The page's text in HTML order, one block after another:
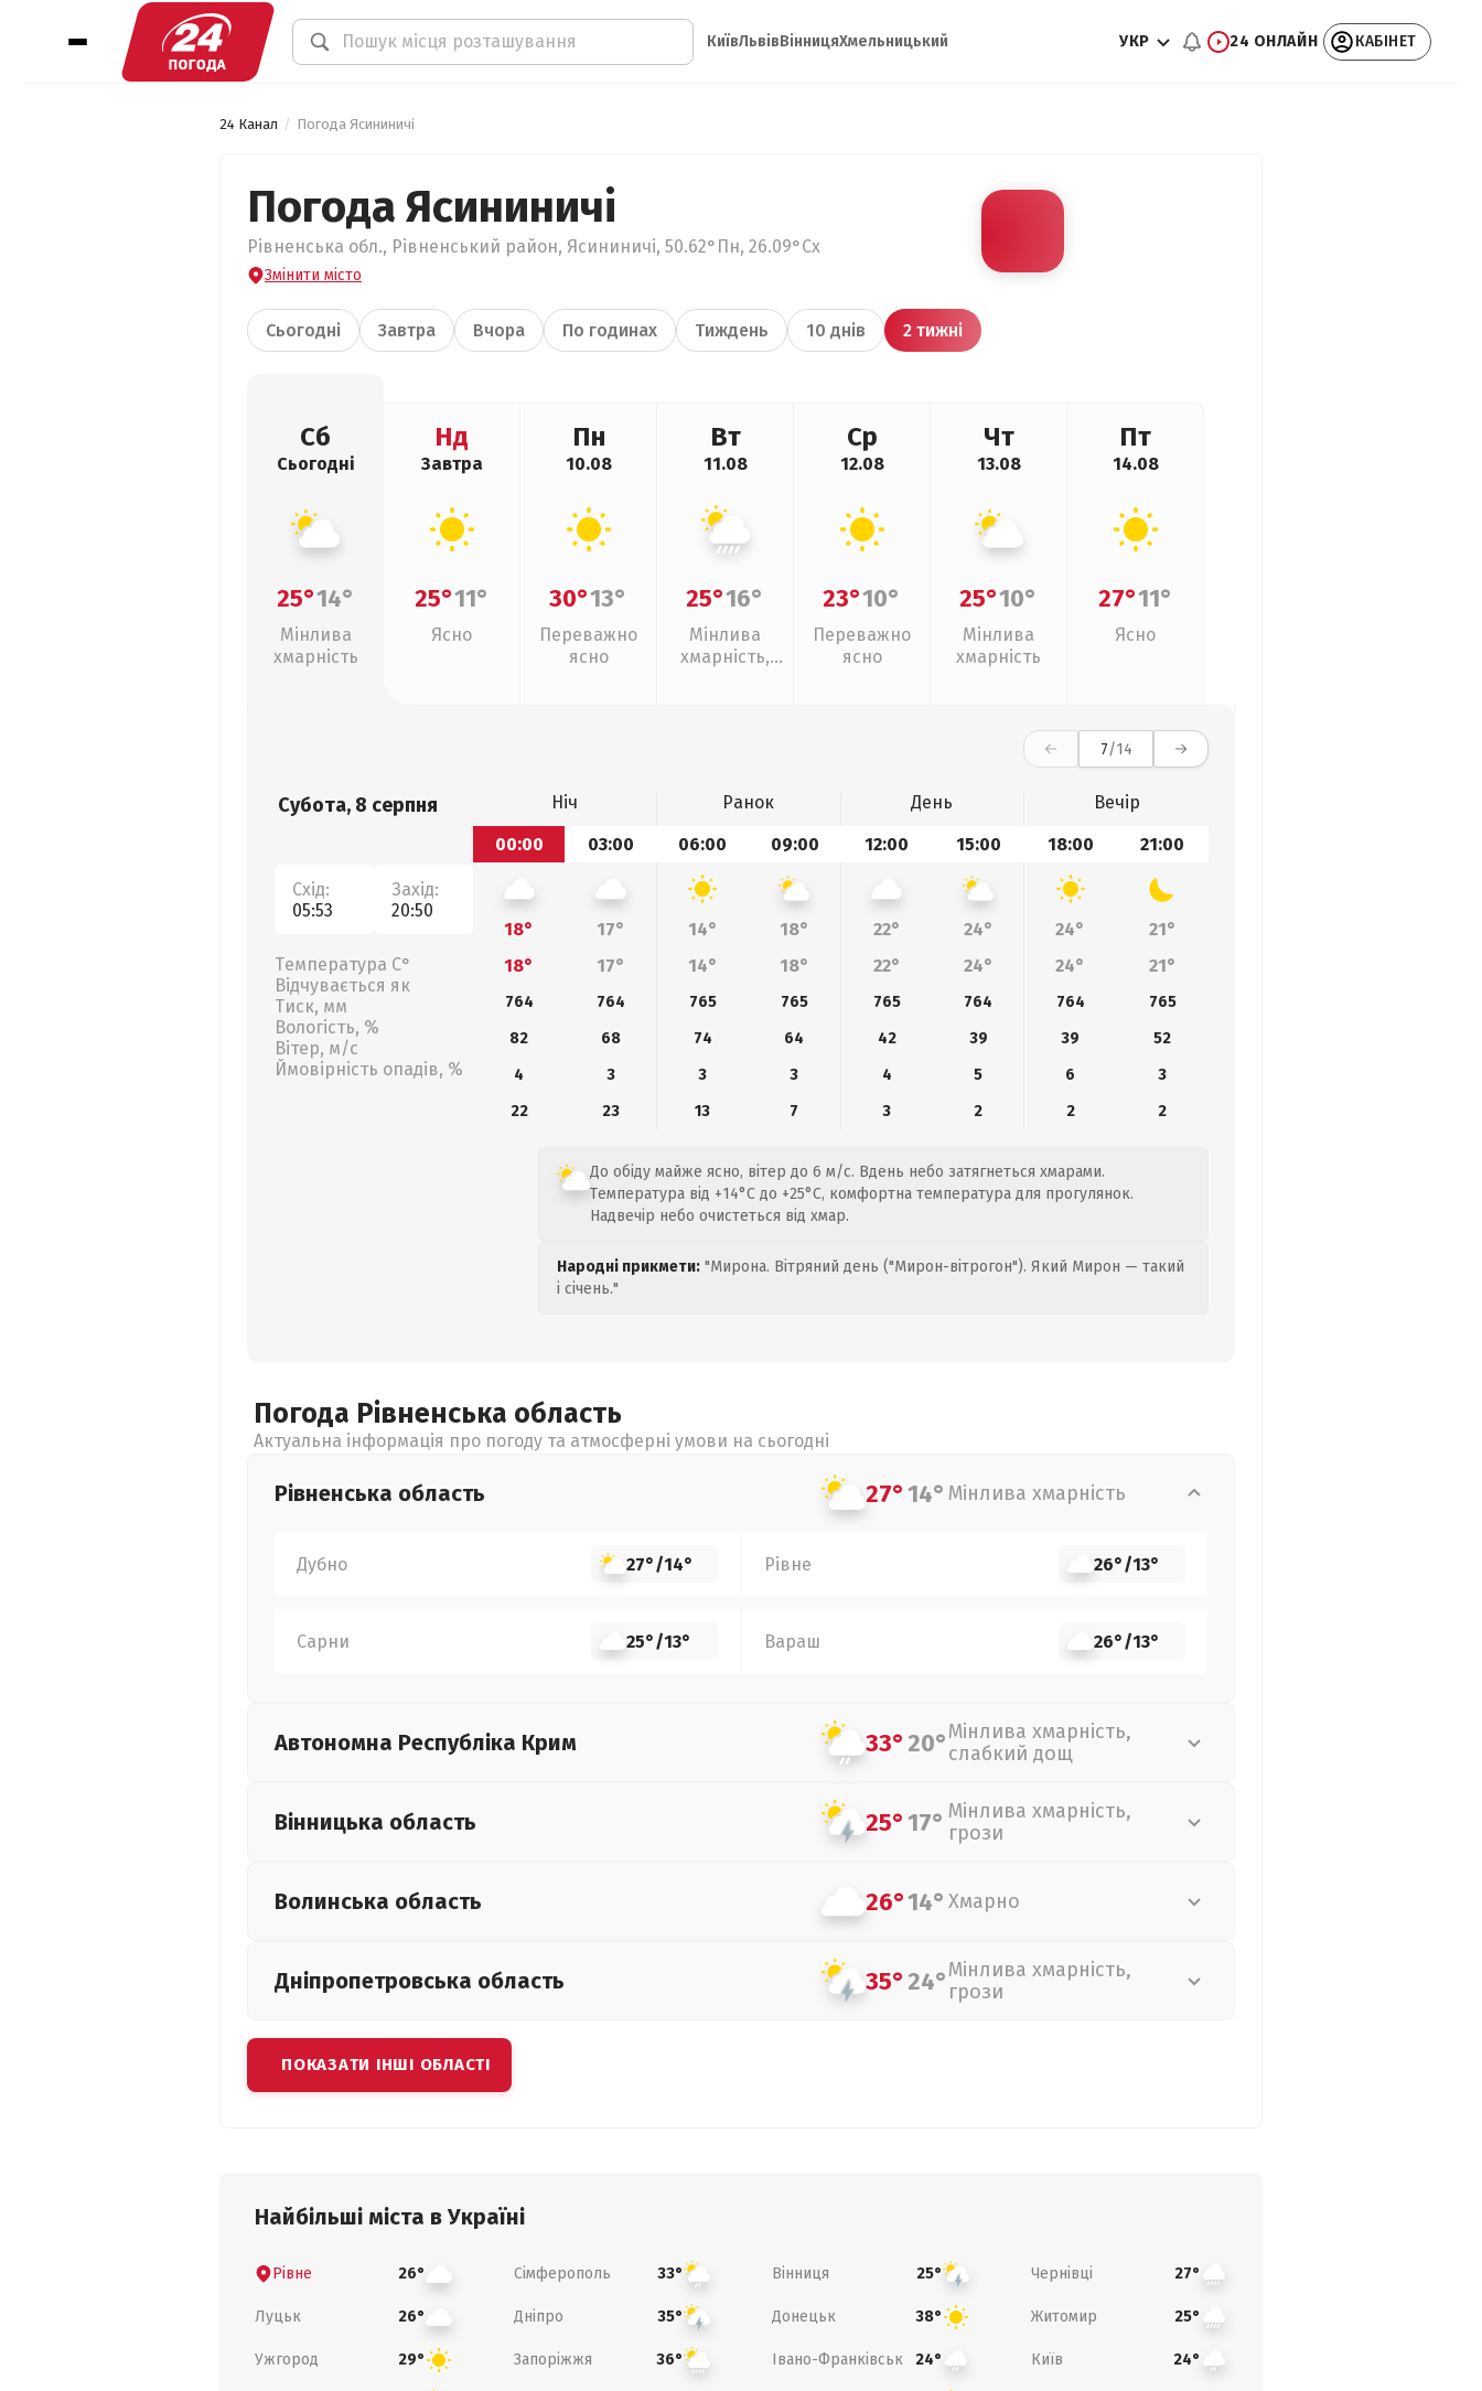
КиївЛьвівВінницяХмельницький УКР 24 ОНЛАЙН КАБІНЕТ
24 Канал Погода Ясининичі
Погода Ясининичі
Рівненська обл., Рівненський район, Ясининичі, 50.62°Пн, 26.09°Сх
Змінити місто
Сьогодні Завтра Вчора По годинах Тиждень 10 днів 2 тижні
Сб
Сьогодні
25°14°
Мінлива
хмарність
Нд
Завтра
25°11°
Ясно
Пн
10.08
30°13°
Переважно
ясно
Вт
11.08
25°16°
Мінлива
хмарність,
Ср
12.08
23°10°
Переважно
ясно
Чт
13.08
25°10°
Мінлива
хмарність
Пт
14.08
27°11°
Ясно
7/14
Субота, 8 серпня
Схід:
05:53
Захід:
20:50
Температура С°
Відчувається як
Тиск, мм
Вологість, %
Вітер, м/с
Ймовірність опадів, %
Ніч Ранок День
Вечір
00:00
03:00 06:00 09:00 12:00 15:00 18:00 21:00
18° 17° 14° 18° 22° 24° 24°
21°
18°
17° 14° 18° 22° 24° 24° 21°
764 764 765 765 765 764 764
765
82
68 74 64 42 39 39
52
4
3 3 3 4 5 6
3
22
23 13 7 3 2 2 2
До обіду майже ясно, вітер до 6 м/с. Вдень небо затягнеться хмарами.
Температура від +14°C до +25°C, комфортна температура для прогулянок.
Надвечір небо очистеться від хмар.
Народні прикмети: "Мирона. Вітряний день ("Мирон-вітрогон"). Який Мирон — такий
і січень."
Погода Рівненська область
Актуальна інформація про погоду та атмосферні умови на сьогодні
Рівненська область 27°14° Мінлива хмарність
Дубно 27°/14° Рівне 26°/13°
Сарни 25°/13° Вараш 26°/13°
Автономна Республіка Крим 33°20°Мінлива хмарність,
слабкий дощ
Вінницька область 25°17° Мінлива хмарність,
грози
Волинська область 26°14° Хмарно
Дніпропетровська область 35°24°Мінлива хмарність,
грози
ПОКАЗАТИ ІНШІ ОБЛАСТІ
Найбільші міста в Україні
Рівне 26° Сімферополь 33° Вінниця 25° Чернівці 27°
Луцьк 26° Дніпро 35° Донецьк 38° Житомир 25°
Ужгород 29° Запоріжжя 36° Івано-Франківськ 24° Київ 24°